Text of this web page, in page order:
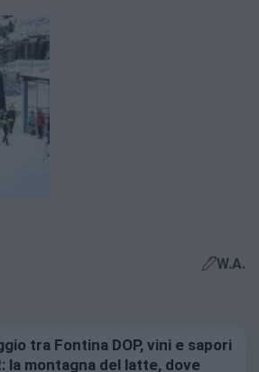
W.A.
tra Fontina DOP, vini e sapori
la montagna del latte, dove